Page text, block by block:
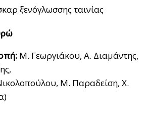
ξενόγλωσσης ταινίας
Μ. Γεωργιάκου, Α. Διαμάντης,
Μ. Παραδείση, Χ.